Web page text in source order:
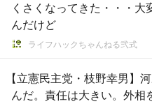
くさくなってきた・・・大
んだけど
ライフハックちゃんねる弐式
【立憲民主党・枝野幸男】
んだ。責任は大きい。外相